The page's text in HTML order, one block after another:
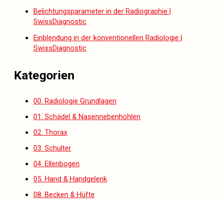
Belichtungsparameter in der Radiographie |
SwissDiagnostic
Einblendung in der konventionellen Radiologie |
SwissDiagnostic
Kategorien
00. Radiologie Grundlagen
01. Schädel & Nasennebenhöhlen
02. Thorax
03. Schulter
04. Ellenbogen
05. Hand & Handgelenk
08. Becken & Hüfte